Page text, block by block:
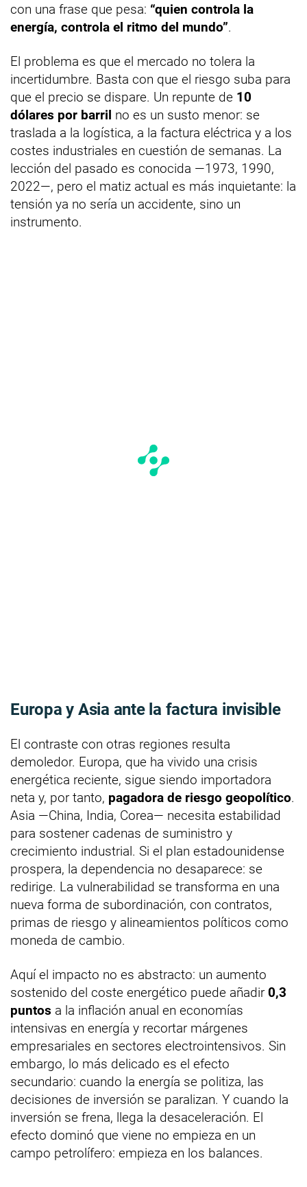
con una frase que pesa: “quien controla la
energía, controla el ritmo del mundo”.
El problema es que el mercado no tolera la
incertidumbre. Basta con que el riesgo suba para
que el precio se dispare. Un repunte de 10
dólares por barril no es un susto menor: se
traslada a la logística, a la factura eléctrica y a los
costes industriales en cuestión de semanas. La
lección del pasado es conocida —1973, 1990,
2022—, pero el matiz actual es más inquietante: la
tensión ya no sería un accidente, sino un
instrumento.
Europa y Asia ante la factura invisible
El contraste con otras regiones resulta
demoledor. Europa, que ha vivido una crisis
energética reciente, sigue siendo importadora
neta y, por tanto, pagadora de riesgo geopolítico.
Asia —China, India, Corea— necesita estabilidad
para sostener cadenas de suministro y
crecimiento industrial. Si el plan estadounidense
prospera, la dependencia no desaparece: se
redirige. La vulnerabilidad se transforma en una
nueva forma de subordinación, con contratos,
primas de riesgo y alineamientos políticos como
moneda de cambio.
Aquí el impacto no es abstracto: un aumento
sostenido del coste energético puede añadir 0,3
puntos a la inflación anual en economías
intensivas en energía y recortar márgenes
empresariales en sectores electrointensivos. Sin
embargo, lo más delicado es el efecto
secundario: cuando la energía se politiza, las
decisiones de inversión se paralizan. Y cuando la
inversión se frena, llega la desaceleración. El
efecto dominó que viene no empieza en un
campo petrolífero: empieza en los balances.